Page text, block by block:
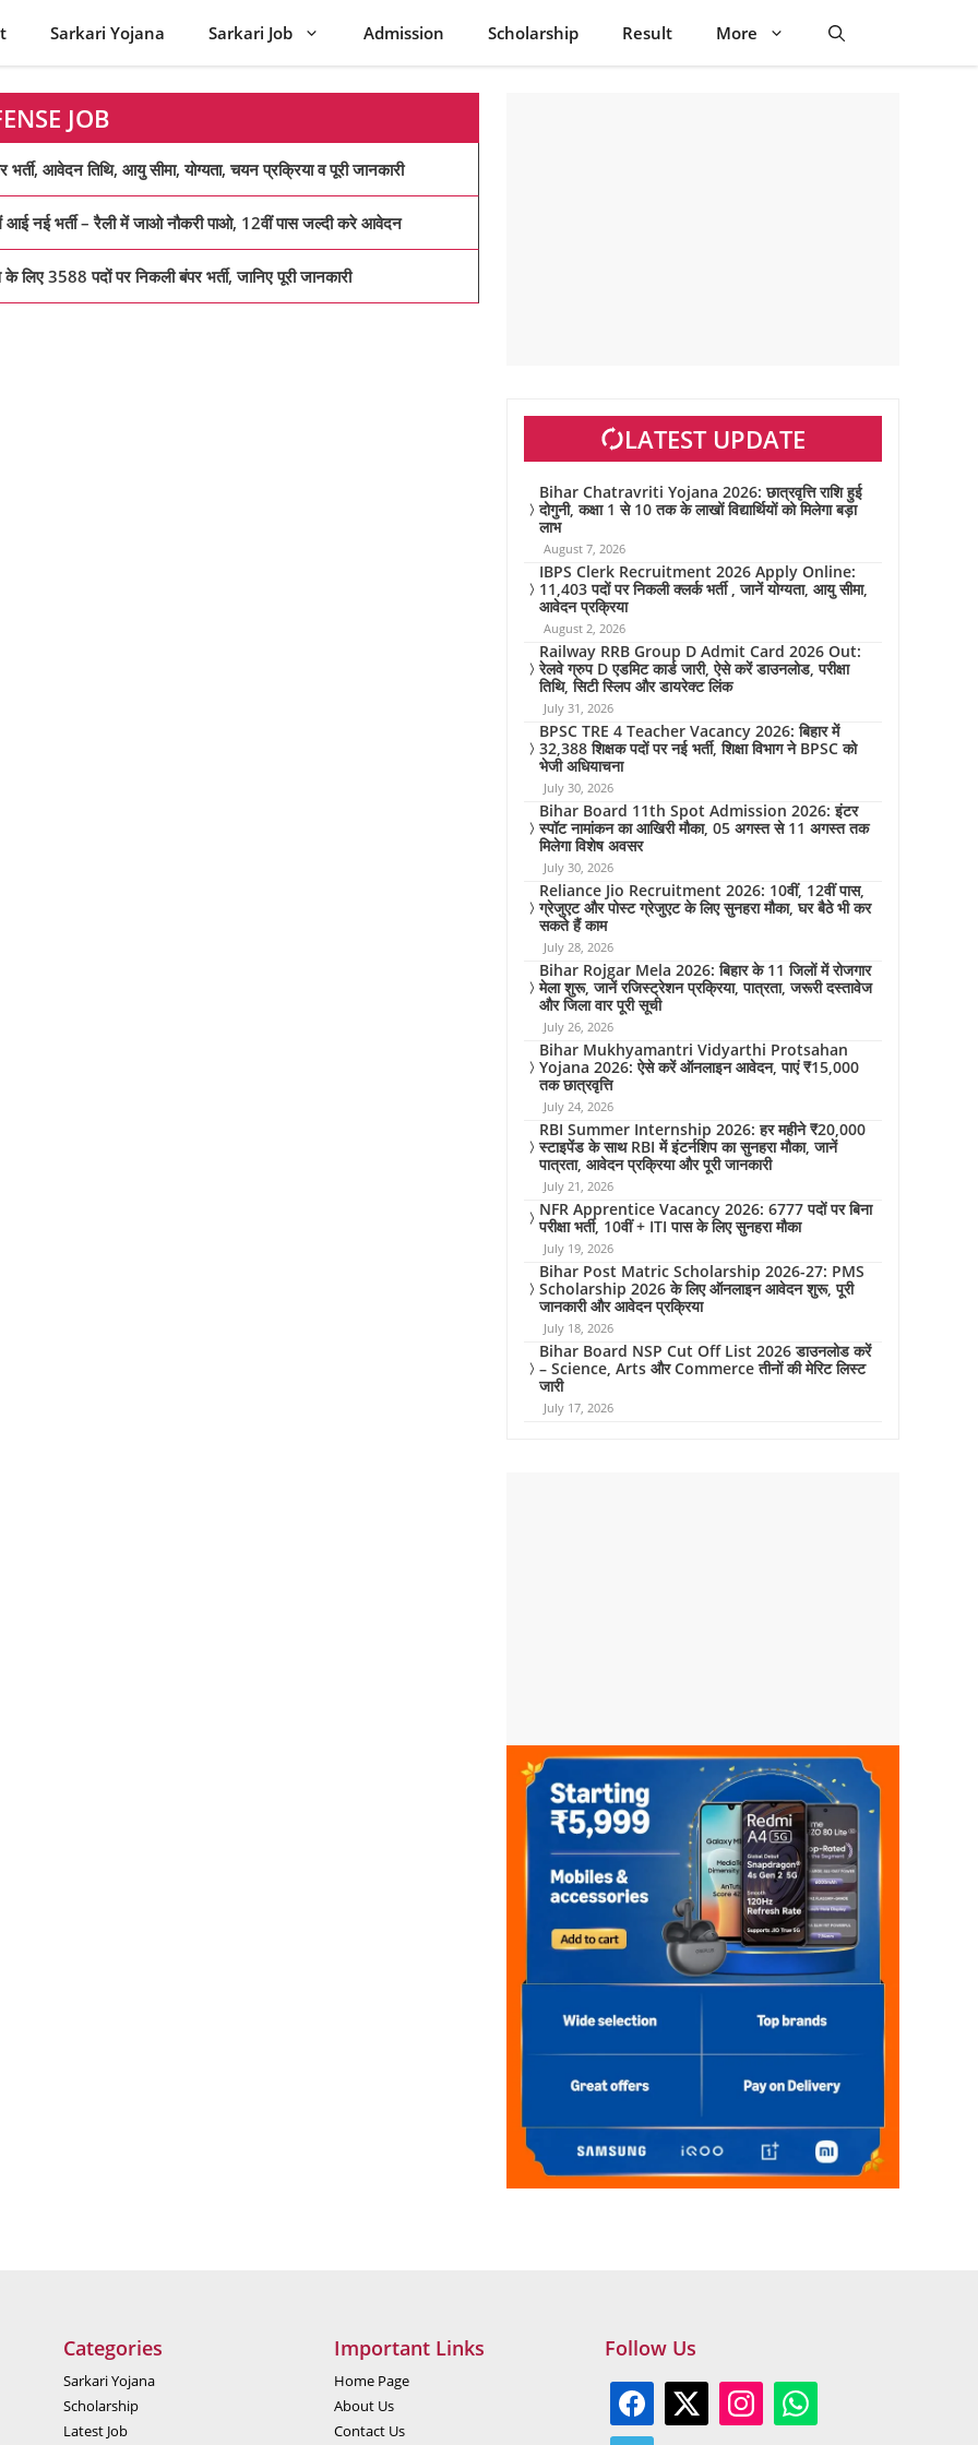
Sarkari Yojana Sarkari Job Admission Scholarship Result More
JOB
तिथि, आयु सीमा, योग्यता, चयन प्रक्रिया व पूरी जानकारी
भर्ती – रैली में जाओ नौकरी पाओ, 12वीं पास जल्दी करे आवेदन
3588 पदों पर निकली बंपर भर्ती, जानिए पूरी जानकारी
LATEST UPDATE
Bihar Chatravriti Yojana 2026: छात्रवृत्ति राशि हुई
दोगुनी, कक्षा 1 से 10 तक के लाखों विद्यार्थियों को मिलेगा बड़ा
लाभ
August 7, 2026
IBPS Clerk Recruitment 2026 Apply Online:
11,403 पदों पर निकली क्लर्क भर्ती , जानें योग्यता, आयु सीमा,
आवेदन प्रक्रिया
August 2, 2026
Railway RRB Group D Admit Card 2026 Out:
रेलवे ग्रुप D एडमिट कार्ड जारी, ऐसे करें डाउनलोड, परीक्षा
तिथि, सिटी स्लिप और डायरेक्ट लिंक
July 31, 2026
BPSC TRE 4 Teacher Vacancy 2026: बिहार में
32,388 शिक्षक पदों पर नई भर्ती, शिक्षा विभाग ने BPSC को
भेजी अधियाचना
July 30, 2026
Bihar Board 11th Spot Admission 2026: इंटर
स्पॉट नामांकन का आखिरी मौका, 05 अगस्त से 11 अगस्त तक
मिलेगा विशेष अवसर
July 30, 2026
Reliance Jio Recruitment 2026: 10वीं, 12वीं पास,
ग्रेजुएट और पोस्ट ग्रेजुएट के लिए सुनहरा मौका, घर बैठे भी कर
सकते हैं काम
July 28, 2026
Bihar Rojgar Mela 2026: बिहार के 11 जिलों में रोजगार
मेला शुरू, जानें रजिस्ट्रेशन प्रक्रिया, पात्रता, जरूरी दस्तावेज
और जिला वार पूरी सूची
July 26, 2026
Bihar Mukhyamantri Vidyarthi Protsahan
Yojana 2026: ऐसे करें ऑनलाइन आवेदन, पाएं ₹15,000
तक छात्रवृत्ति
July 24, 2026
RBI Summer Internship 2026: हर महीने ₹20,000
स्टाइपेंड के साथ RBI में इंटर्नशिप का सुनहरा मौका, जानें
पात्रता, आवेदन प्रक्रिया और पूरी जानकारी
July 21, 2026
NFR Apprentice Vacancy 2026: 6777 पदों पर बिना
परीक्षा भर्ती, 10वीं + ITI पास के लिए सुनहरा मौका
July 19, 2026
Bihar Post Matric Scholarship 2026-27: PMS
Scholarship 2026 के लिए ऑनलाइन आवेदन शुरू, पूरी
जानकारी और आवेदन प्रक्रिया
July 18, 2026
Bihar Board NSP Cut Off List 2026 डाउनलोड करें
– Science, Arts और Commerce तीनों की मेरिट लिस्ट
जारी
July 17, 2026
Categories
Sarkari Yojana
Scholarship
Latest Job
Important Links
Home Page
About Us
Contact Us
Follow Us